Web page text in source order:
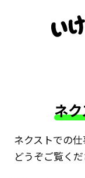
ネ
ネクストでの
どうぞご覧くだ